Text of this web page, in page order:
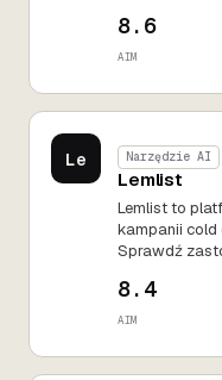
8.6
AIM
Le Narzędzie AI
Lemlist
Lemlist to
kampanii cold
Sprawdź
8.4
AIM